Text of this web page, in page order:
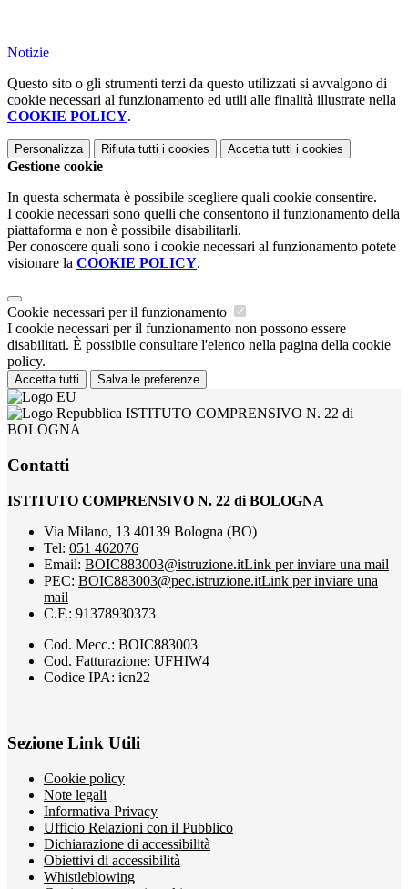
Notizie
Questo sito o gli strumenti terzi da questo utilizzati si avvalgono di
cookie necessari al funzionamento ed utili alle finalità illustrate nella
COOKIE POLICY.
Personalizza Rifiuta tutti i cookies Accetta tutti i cookies
Gestione cookie
In questa schermata è possibile scegliere quali cookie consentire.
I cookie necessari sono quelli che consentono il funzionamento della
piattaforma e non è possibile disabilitarli.
Per conoscere quali sono i cookie necessari al funzionamento potete
visionare la COOKIE POLICY.
Cookie necessari per il funzionamento
I cookie necessari per il funzionamento non possono essere
disabilitati. È possibile consultare l'elenco nella pagina della cookie
policy.
Accetta tutti Salva le preferenze
ISTITUTO COMPRENSIVO N. 22 di
BOLOGNA
Contatti
ISTITUTO COMPRENSIVO N. 22 di BOLOGNA
Via Milano, 13 40139 Bologna (BO)
Tel: 051 462076
Email: BOIC883003@istruzione.itLink per inviare una mail
PEC: BOIC883003@pec.istruzione.itLink per inviare una
mail
C.F.: 91378930373
Cod. Mecc.: BOIC883003
Cod. Fatturazione: UFHIW4
Codice IPA: icn22
Sezione Link Utili
Cookie policy
Note legali
Informativa Privacy
Ufficio Relazioni con il Pubblico
Dichiarazione di accessibilità
Obiettivi di accessibilità
Whistleblowing